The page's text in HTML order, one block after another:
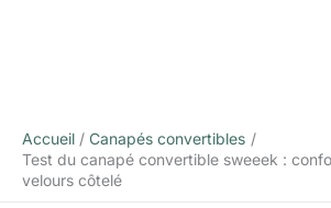
Accueil
Canapés convertibles
Test du canapé convertible sweeek :
velours côtelé